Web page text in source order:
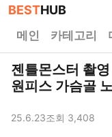
BESTHUB
메인 카테고리
젠틀몬스터 촬
원피스 가슴골
25.6.23조회 3,408